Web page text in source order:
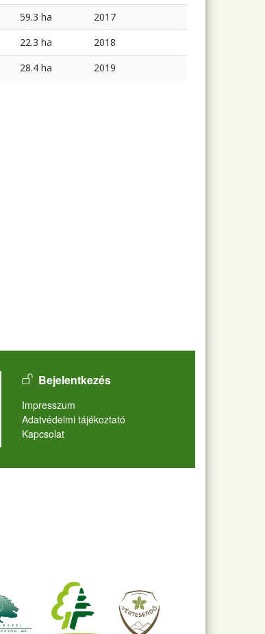
59.3 ha
2017
22.3 ha
2018
28.4 ha 2019
User account menu
Bejelentkezés
Lábléc
Impresszum
Adatvédelmi tájékoztató
Kapcsolat